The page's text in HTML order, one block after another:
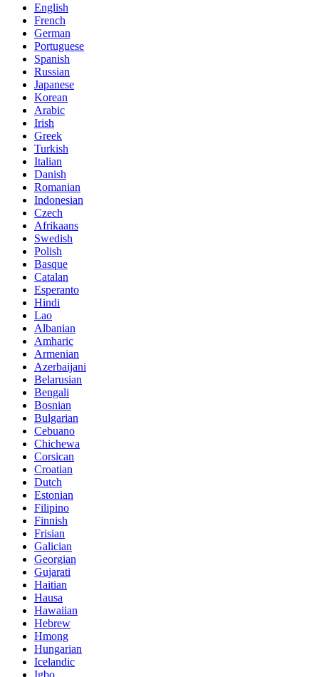
English
French
German
Portuguese
Spanish
Russian
Japanese
Korean
Arabic
Irish
Greek
Turkish
Italian
Danish
Romanian
Indonesian
Czech
Afrikaans
Swedish
Polish
Basque
Catalan
Esperanto
Hindi
Lao
Albanian
Amharic
Armenian
Azerbaijani
Belarusian
Bengali
Bosnian
Bulgarian
Cebuano
Chichewa
Corsican
Croatian
Dutch
Estonian
Filipino
Finnish
Frisian
Galician
Georgian
Gujarati
Haitian
Hausa
Hawaiian
Hebrew
Hmong
Hungarian
Icelandic
Igbo